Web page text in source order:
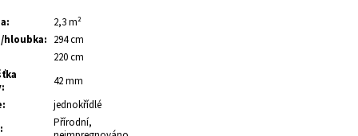
:
2,3 m²
hloubka: 294 cm
220 cm
:
42 mm
:
jednokřídlé
:
Přírodní,